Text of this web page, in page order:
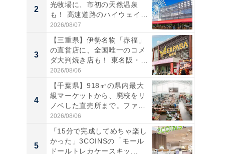
2
光牧場に、市初の天然温泉
も！ 高速道路のハイウェイオ
ア...
2026/08/07
3
【三重県】伊勢名物「赤福」
の直営店に、全国唯一のコメ
ダ大判焼き店も！ 東名阪・
伊...
2026/08/06
4
【千葉県】918㎡の県内最大
級マーケットから、廃校をリ
ノベした直売所まで。ファ
ー...
2026/08/06
5
「15分で完成してめちゃ楽し
かった」3COINSの「モール
ドールトレカケースキッ...